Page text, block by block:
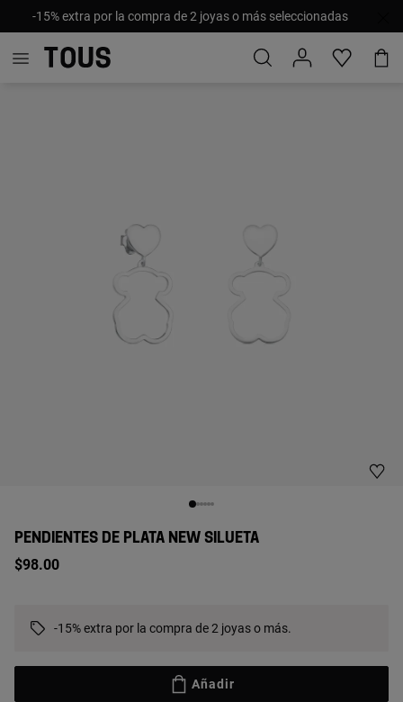
-15% extra por la compra de 2 joyas o más seleccionadas
PENDIENTES DE PLATA NEW SILUETA
$98.00
-15% extra por la compra de 2 joyas o más.
Añadir